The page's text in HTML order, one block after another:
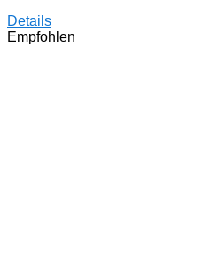
Details
Empfohlen